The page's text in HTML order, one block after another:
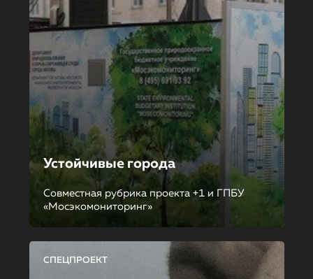
Устойчивые города
Совместная рубрика проекта +1 и ГПБУ
«Мосэкомониторинг»
СПЕЦПРОЕКТ